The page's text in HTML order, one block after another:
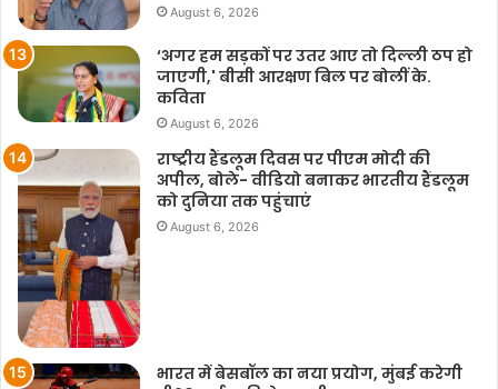
August 6, 2026
‘अगर हम सड़कों पर उतर आए तो दिल्ली ठप हो
जाएगी,' बीसी आरक्षण बिल पर बोलीं के.
कविता
August 6, 2026
राष्ट्रीय हैंडलूम दिवस पर पीएम मोदी की
अपील, बोले- वीडियो बनाकर भारतीय हैंडलूम
को दुनिया तक पहुंचाएं
August 6, 2026
भारत में बेसबॉल का नया प्रयोग, मुंबई करेगी